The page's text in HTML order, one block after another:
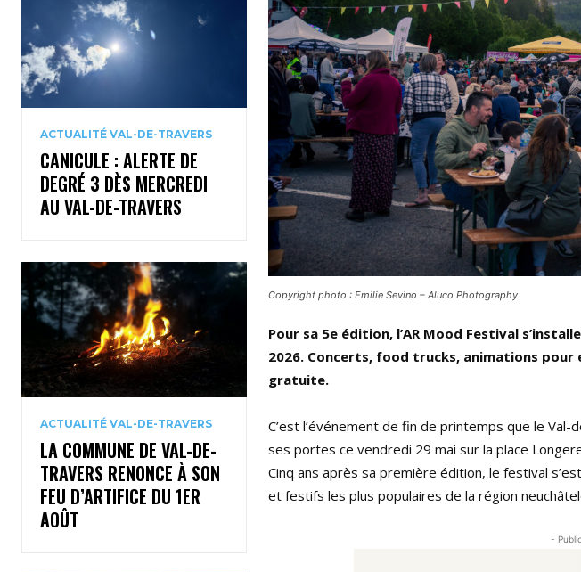
ACTUALITÉ VAL-DE-TRAVERS
CANICULE : ALERTE DE
DEGRÉ 3 DÈS MERCREDI
AU VAL-DE-TRAVERS
ACTUALITÉ VAL-DE-TRAVERS
LA COMMUNE DE VAL-DE-
TRAVERS RENONCE À SON
FEU D’ARTIFICE DU 1ER
AOÛT
Copyright photo : Emilie Sevino – Aluco Photography
Pour sa 5e édition, l’AR Mood Festival
2026. Concerts, food trucks, animations
gratuite.
C’est l’événement de fin de printemps que le
ses portes ce vendredi 29 mai sur la place
Cinq ans après sa première édition, le festival
et festifs les plus populaires de la région
-